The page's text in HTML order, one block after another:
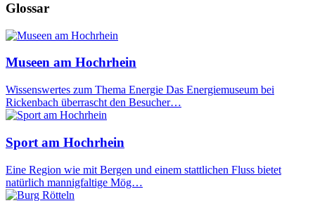
Glossar
Museen am Hochrhein
Wissenswertes zum Thema Energie Das Energiemuseum bei
Rickenbach überrascht den Besucher…
Sport am Hochrhein
Eine Region wie mit Bergen und einem stattlichen Fluss bietet
natürlich mannigfaltige Mög…